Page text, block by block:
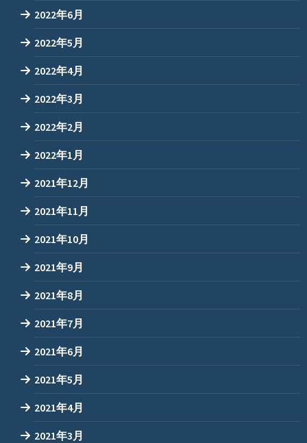
2022年6月
2022年5月
2022年4月
2022年3月
2022年2月
2022年1月
2021年12月
2021年11月
2021年10月
2021年9月
2021年8月
2021年7月
2021年6月
2021年5月
2021年4月
2021年3月